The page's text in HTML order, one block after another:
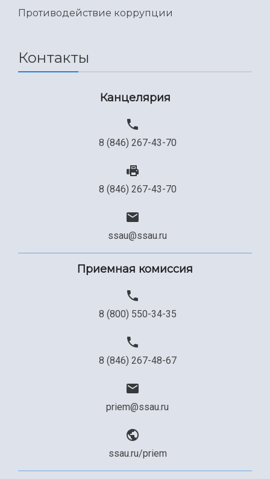
Официальные документы
Противодействие коррупции
Контакты
Канцелярия
8 (846) 267-43-70
8 (846) 267-43-70
ssau@ssau.ru
Приемная комиссия
8 (800) 550-34-35
8 (846) 267-48-67
priem@ssau.ru
ssau.ru/priem